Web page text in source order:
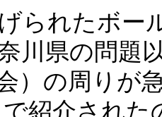
られたボー
川県の問題
）の周りが
紹介された